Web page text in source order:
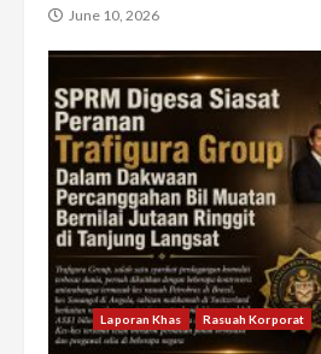
June 10, 2026
Laporan Khas Rasuah Korporat